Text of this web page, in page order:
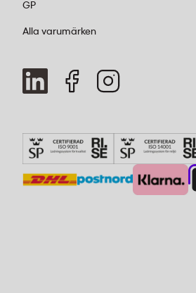
GP
Alla varumärken